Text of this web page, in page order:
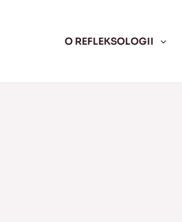
O REFLEKSOLOGII